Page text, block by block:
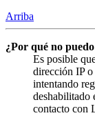
Arriba
¿Por qué no
Es posible
dirección IP o
intentando
deshabilitado
contacto con